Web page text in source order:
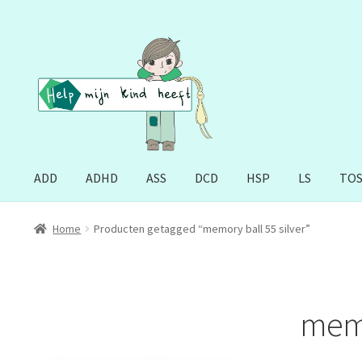
naar
navigatie
de
inhoud
ADD ADHD ASS DCD HSP LS TOS
Home Producten getagged “memory ball 55 silver”